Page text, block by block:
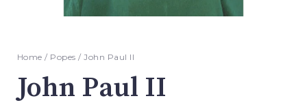
Home / Popes / John Paul II
John Paul II